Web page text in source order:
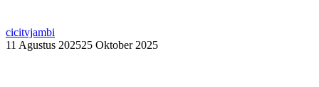
cicitvjambi
11 Agustus 202525 Oktober 2025